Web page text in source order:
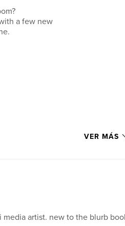
a few new
VER MÁS
media artist. new to the blurb